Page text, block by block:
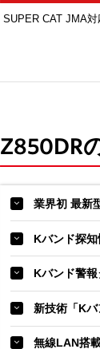
SUPER CAT JMA対
Z850DR
業界初 最新
Kバンド探
Kバンド警報
新技術「Kバ
無線LAN搭